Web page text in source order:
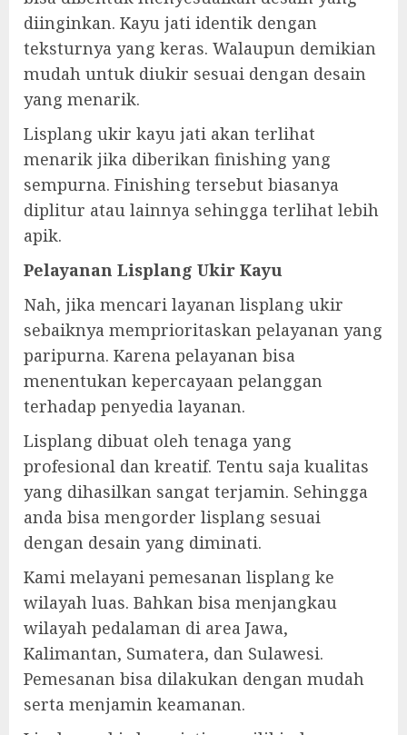
diinginkan. Kayu jati identik dengan
teksturnya yang keras. Walaupun demikian
mudah untuk diukir sesuai dengan desain
yang menarik.
Lisplang ukir kayu jati akan terlihat
menarik jika diberikan finishing yang
sempurna. Finishing tersebut biasanya
diplitur atau lainnya sehingga terlihat lebih
apik.
Pelayanan Lisplang Ukir Kayu
Nah, jika mencari layanan lisplang ukir
sebaiknya memprioritaskan pelayanan yang
paripurna. Karena pelayanan bisa
menentukan kepercayaan pelanggan
terhadap penyedia layanan.
Lisplang dibuat oleh tenaga yang
profesional dan kreatif. Tentu saja kualitas
yang dihasilkan sangat terjamin. Sehingga
anda bisa mengorder lisplang sesuai
dengan desain yang diminati.
Kami melayani pemesanan lisplang ke
wilayah luas. Bahkan bisa menjangkau
wilayah pedalaman di area Jawa,
Kalimantan, Sumatera, dan Sulawesi.
Pemesanan bisa dilakukan dengan mudah
serta menjamin keamanan.